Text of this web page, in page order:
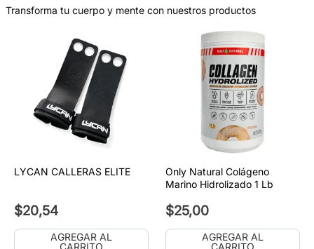
Transforma tu cuerpo y mente con nuestros productos
LYCAN CALLERAS ELITE
$20,54
AGREGAR AL
Only Natural Colágeno
Marino Hidrolizado 1 Lb
$25,00
AGREGAR AL